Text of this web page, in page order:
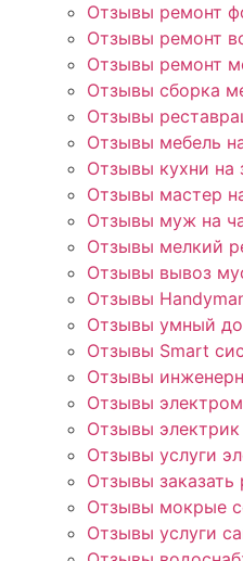
Отзывы ремонт
Отзывы ремонт
Отзывы ремонт
Отзывы сборка
Отзывы
Отзывы мебель
Отзывы кухни на
Отзывы мастер
Отзывы муж на
Отзывы мелкий
Отзывы вывоз
Отзывы
Отзывы умный
Отзывы Smart
Отзывы
Отзывы
Отзывы
Отзывы услуги
Отзывы
Отзывы мокрые
Отзывы услуги